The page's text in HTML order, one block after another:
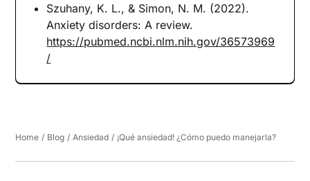
Szuhany, K. L., & Simon, N. M. (2022).
Anxiety disorders: A review.
https://pubmed.ncbi.nlm.nih.gov/36573969
/
Home / Blog / Ansiedad / ¡Qué ansiedad! ¿Cómo puedo manejarla?